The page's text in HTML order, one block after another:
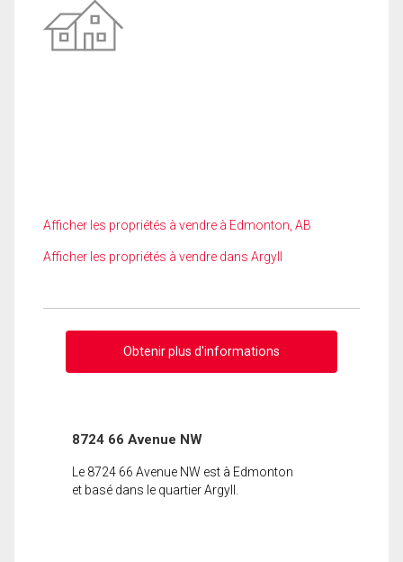
Afficher les propriétés à vendre à Edmonton, AB
Afficher les propriétés à vendre dans Argyll
Obtenir plus d'informations
8724 66 Avenue NW
Le 8724 66 Avenue NW est à Edmonton
et basé dans le quartier Argyll.